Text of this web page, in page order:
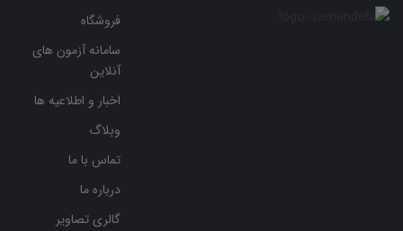
فروشگاه
سامانه آزمون های
آنلاین
اخبار و اطلاعیه ها
وبلاگ
تماس با ما
درباره ما
گالری تصاویر